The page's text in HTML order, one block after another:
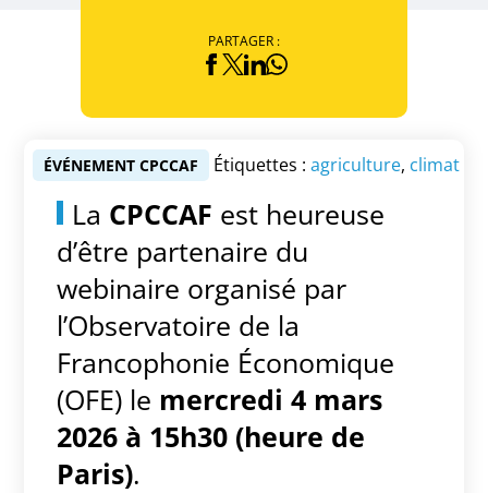
PARTAGER :
La CPCCAF est heureuse
d’être partenaire du
webinaire organisé par
l’Observatoire de la
Francophonie Économique
(OFE) le mercredi 4 mars
2026 à 15h30 (heure de
Paris).
ÉVÉNEMENT CPCCAF Étiquettes :agriculture, climat